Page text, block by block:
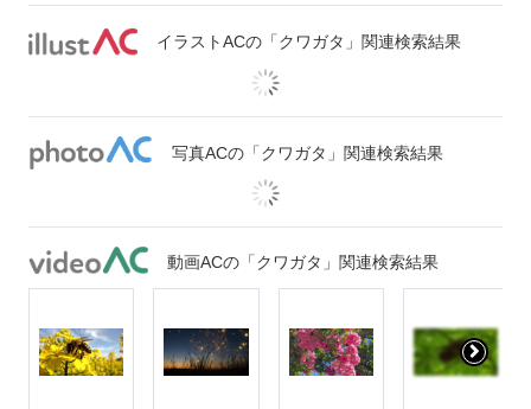
イラストACの「クワガタ」関連検索結果
写真ACの「クワガタ」関連検索結果
動画ACの「クワガタ」関連検索結果